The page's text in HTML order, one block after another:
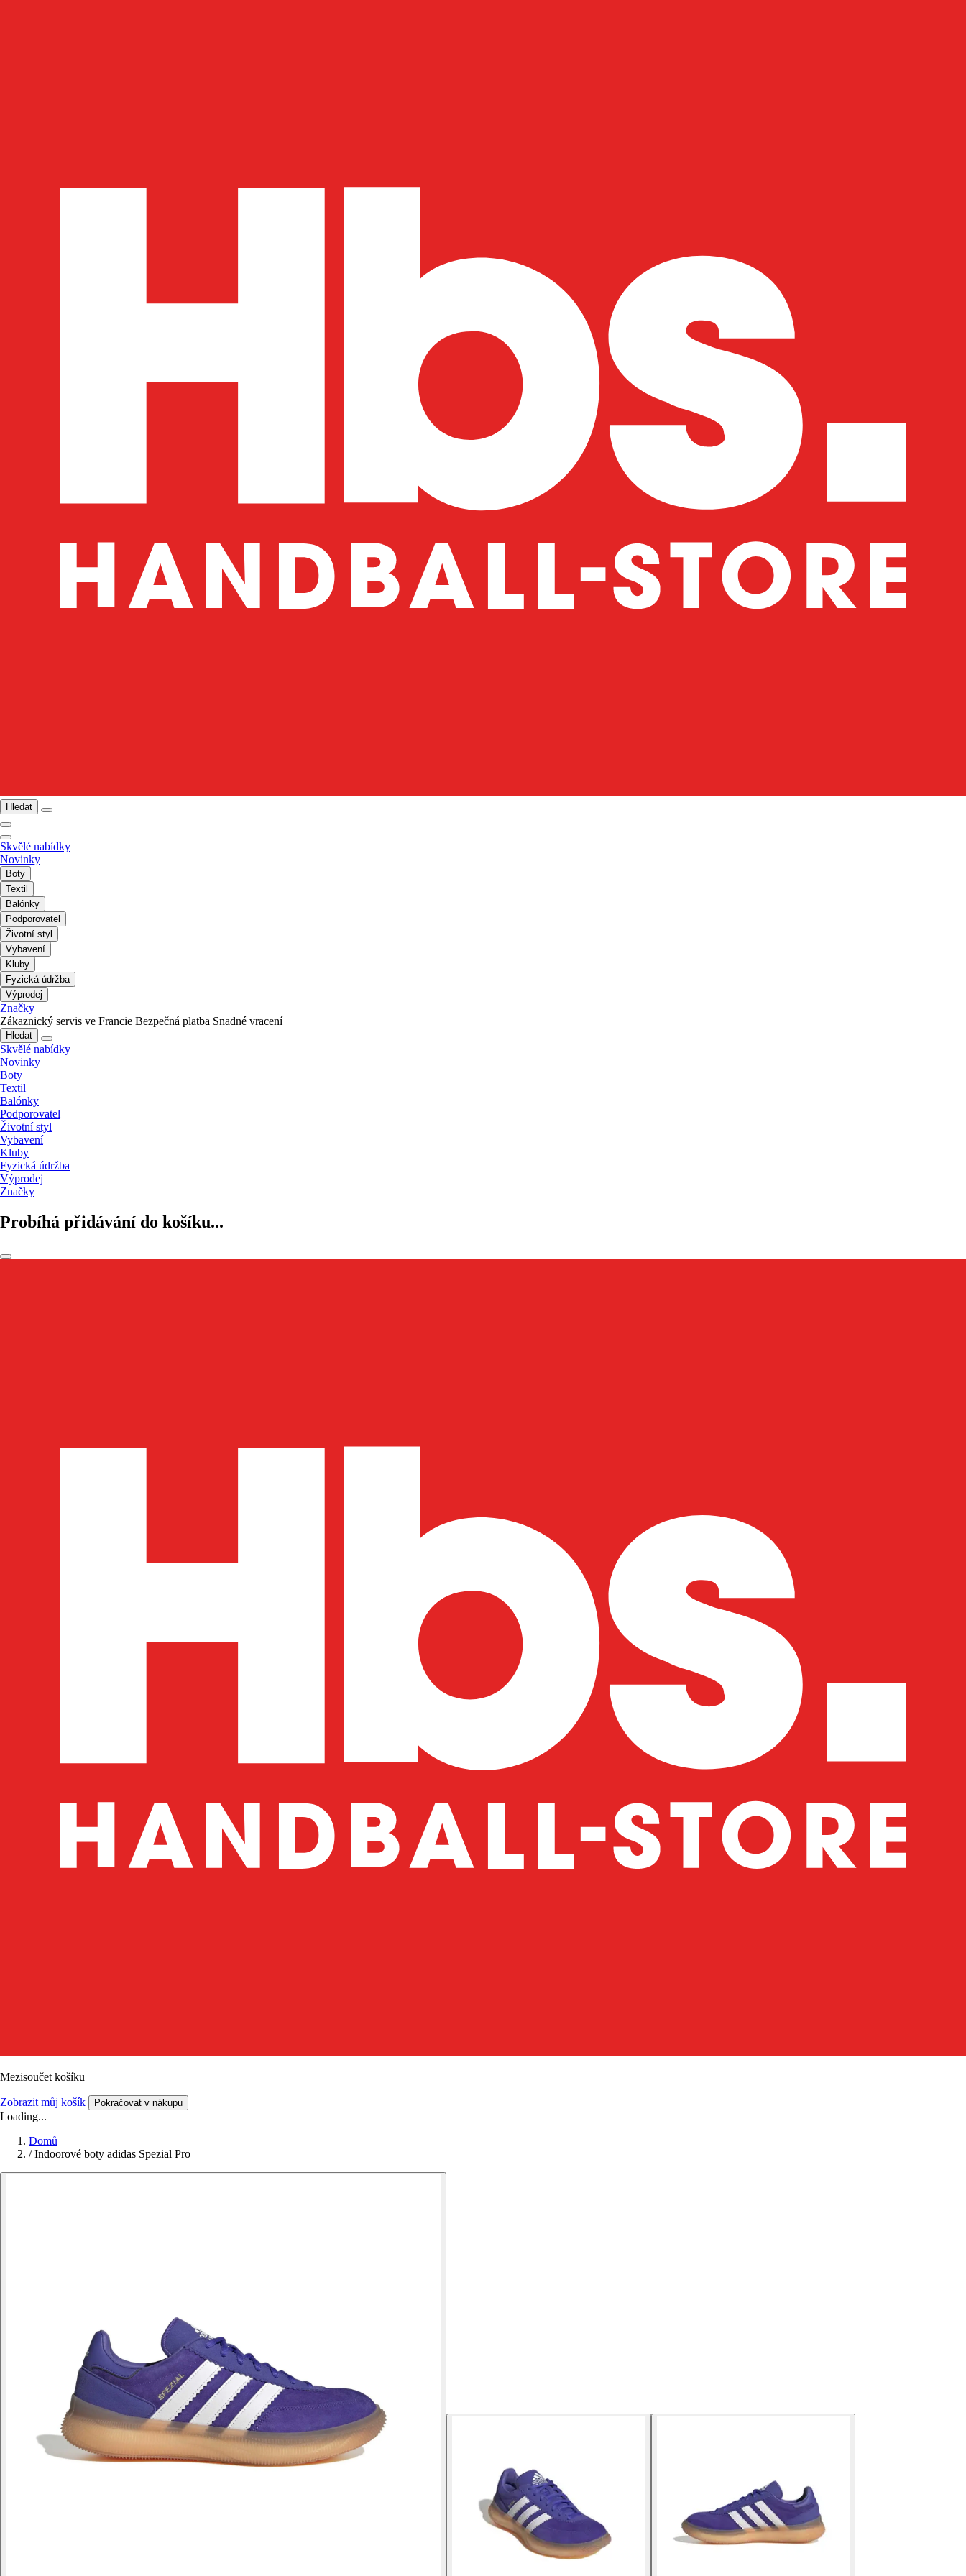
Hledat
Skvělé nabídky
Novinky
Boty
Textil
Balónky
Podporovatel
Životní styl
Vybavení
Kluby
Fyzická údržba
Výprodej
Značky
Zákaznický servis ve Francie Bezpečná platba Snadné vracení
Hledat
Skvělé nabídky
Novinky
Boty
Textil
Balónky
Podporovatel
Životní styl
Vybavení
Kluby
Fyzická údržba
Výprodej
Značky
Probíhá přidávání do košíku...
Mezisoučet košíku
Zobrazit můj košík Pokračovat v nákupu
Loading...
Domů
/ Indoorové boty adidas Spezial Pro